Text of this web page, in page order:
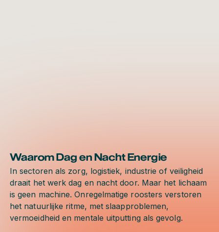
Waarom Dag en Nacht Energie
In sectoren als zorg, logistiek, industrie of veiligheid
draait het werk dag en nacht door. Maar het lichaam
is geen machine. Onregelmatige roosters verstoren
het natuurlijke ritme, met slaapproblemen,
vermoeidheid en mentale uitputting als gevolg.